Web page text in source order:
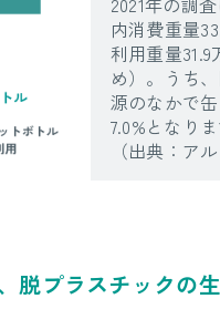
内消費重量
利用重量
め）。うち
源のなかで
7.0%となりま
（出典：ア
脱プラスチックの